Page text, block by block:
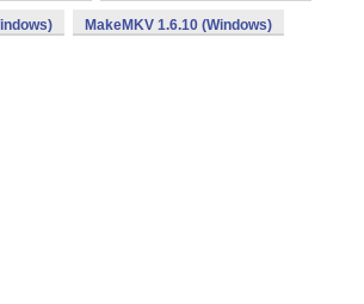
MakeMKV 1.6.10 (Windows)